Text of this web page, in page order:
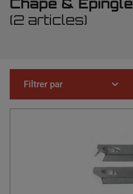
Chape & Epingle
(2 articles)
Filtrer par